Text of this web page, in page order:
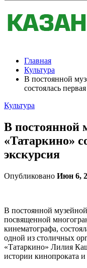
Главная
Культура
В постоянной
состоялась
Культура
В постоянной
«Татаркино»
экскурсия
Опубликовано Июн 6,
В постоянной
посвященной
кинематографа,
одной из столичных
«Татаркино» Лилия
истории кинопроката